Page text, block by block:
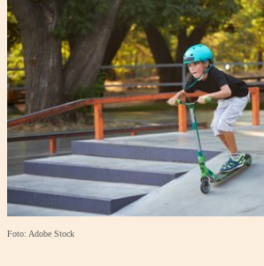
Foto: Adobe Stock